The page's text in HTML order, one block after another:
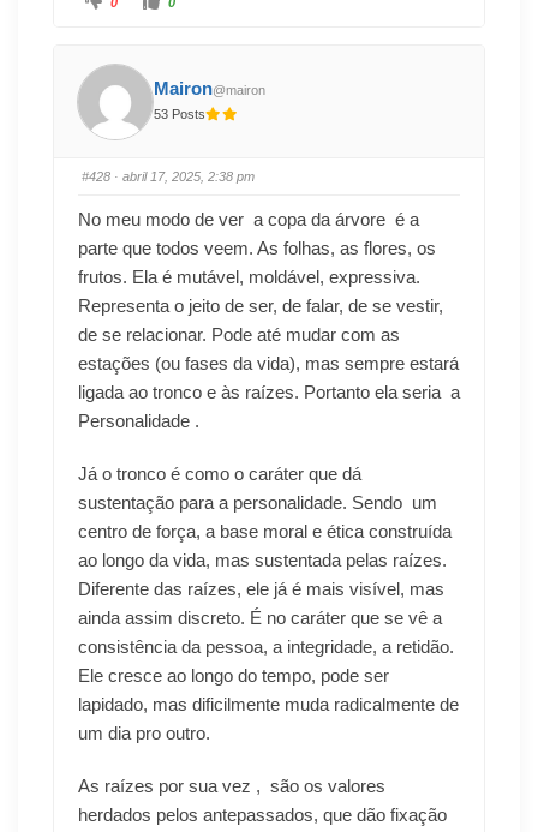
0 0
Mairon@mairon
53 Posts
#428 · abril 17, 2025, 2:38 pm
No meu modo de ver a copa da árvore é a
parte que todos veem. As folhas, as flores, os
frutos. Ela é mutável, moldável, expressiva.
Representa o jeito de ser, de falar, de se vestir,
de se relacionar. Pode até mudar com as
estações (ou fases da vida), mas sempre estará
ligada ao tronco e às raízes. Portanto ela seria a
Personalidade .
Já o tronco é como o caráter que dá
sustentação para a personalidade. Sendo um
centro de força, a base moral e ética construída
ao longo da vida, mas sustentada pelas raízes.
Diferente das raízes, ele já é mais visível, mas
ainda assim discreto. É no caráter que se vê a
consistência da pessoa, a integridade, a retidão.
Ele cresce ao longo do tempo, pode ser
lapidado, mas dificilmente muda radicalmente de
um dia pro outro.
As raízes por sua vez , são os valores
herdados pelos antepassados, que dão fixação